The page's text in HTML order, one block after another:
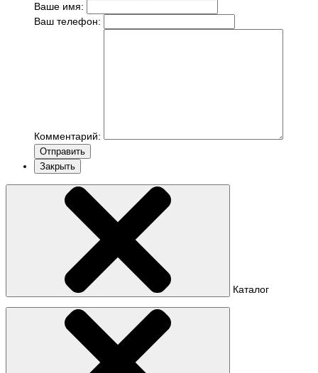
Ваше имя:
Ваш телефон:
Комментарий:
Отправить
Закрыть
Каталог